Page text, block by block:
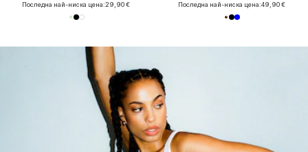
Последна най-ниска цена:29,90 € Последна най-ниска цена:49,90 €